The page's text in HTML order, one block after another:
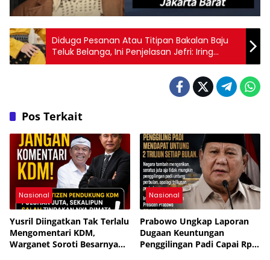
Diduga Pesanan Atau Titipan Bakalan Baju
Teluk Belanga, Ini Penjelasan Jefri: Iring
dengan Songketnya Harga Satu Juta
Pos Terkait
Nasional
Yusril Diingatkan Tak Terlalu
Mengomentari KDM,
Warganet Soroti Besarnya
Nasional
Prabowo Ungkap Laporan
Dugaan Keuntungan
Penggilingan Padi Capai Rp2